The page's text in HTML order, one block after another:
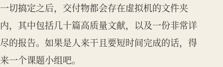
一切搞定之后，交付物都会存在虚拟机的文件夹
内，其中包括几十篇高质量文献，以及一份非常详
尽的报告。如果是人来干且要短时间完成的话，得
来一个课题小组吧。